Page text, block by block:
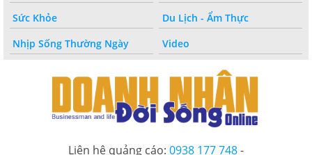
Sức Khỏe
Du Lịch - Ẩm Thực
Nhịp Sống Thường Ngày
Video
Liên hệ quảng cáo: 0938 177 748-